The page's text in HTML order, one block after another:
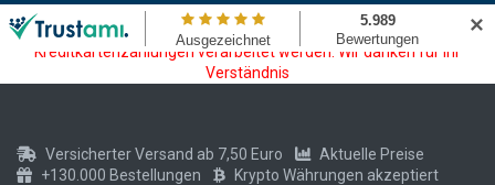
Wartungsarbeiten am Kreditkarten und Krypto Bezahlmodul. In der
Zeit vom 20.07. - 09.08.2026 können keine Krypto oder
Kreditkartenzahlungen verarbeitet werden. Wir danken für Ihr
Verständnis
Versicherter Versand ab 7,50 Euro
Aktuelle Preise
+130.000 Bestellungen
Krypto Währungen akzeptiert
✕